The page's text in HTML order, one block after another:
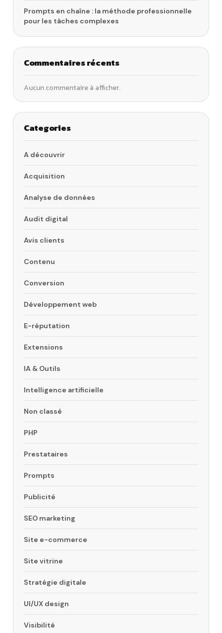
Prompts en chaîne : la méthode professionnelle
pour les tâches complexes
Commentaires récents
Aucun commentaire à afficher.
Categories
A découvrir
Acquisition
Analyse de données
Audit digital
Avis clients
Contenu
Conversion
Développement web
E-réputation
Extensions
IA & Outils
Intelligence artificielle
Non classé
PHP
Prestataires
Prompts
Publicité
SEO marketing
Site e-commerce
Site vitrine
Stratégie digitale
UI/UX design
Visibilité